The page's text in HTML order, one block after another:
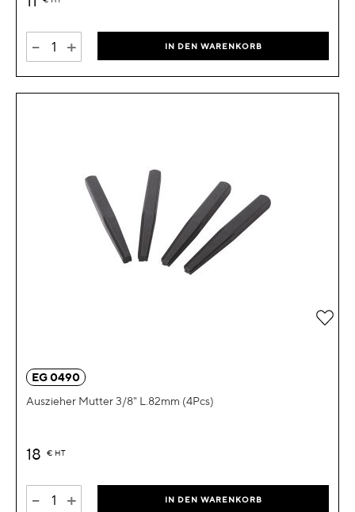
- + IN DEN WARENKORB
EG 0490
Auszieher Mutter 3/8" L.82mm (4Pcs)
18 € HT
- + IN DEN WARENKORB
Zur